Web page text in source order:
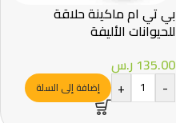
بي تي ام ماكينة حلاقة
للحيوانات الأليفة
135.00 ر.س
-
+ إضافة إلى السلة